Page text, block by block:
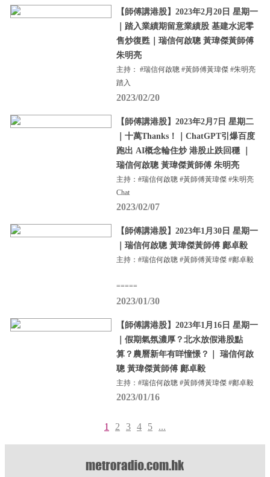
【師傅講港股】2023年2月20日 星期一
｜踏入業績期留意業績股 基建水泥零
售炒復甦｜瑞信何啟聰 黃瑋傑黃師傅
朱明亮
主持： #瑞信何啟聰 #黃師傅黃瑋傑 #朱明亮
踏入
2023/02/20
【師傅講港股】2023年2月7日 星期二
｜十萬Thanks！｜ChatGPT引爆百度
跑出 AI概念輪住炒 港股止跌回穩 ｜
瑞信何啟聰 黃瑋傑黃師傅 朱明亮
主持：#瑞信何啟聰 #黃師傅黃瑋傑 #朱明亮
Chat
2023/02/07
【師傅講港股】2023年1月30日 星期一
｜瑞信何啟聰 黃瑋傑黃師傅 鄺卓毅
主持：#瑞信何啟聰 #黃師傅黃瑋傑 #鄺卓毅
=====
2023/01/30
【師傅講港股】2023年1月16日 星期一
｜假期氣氛濃厚？北水放假港股點
算？農曆新年有咩憧憬？｜ 瑞信何啟
聰 黃瑋傑黃師傅 鄺卓毅
主持：#瑞信何啟聰 #黃師傅黃瑋傑 #鄺卓毅
2023/01/16
1 2 3 4 5 ...